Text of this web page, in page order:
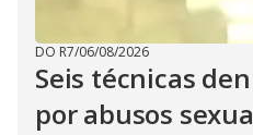
DO R7/06/08/2026
Seis técnicas
por abusos